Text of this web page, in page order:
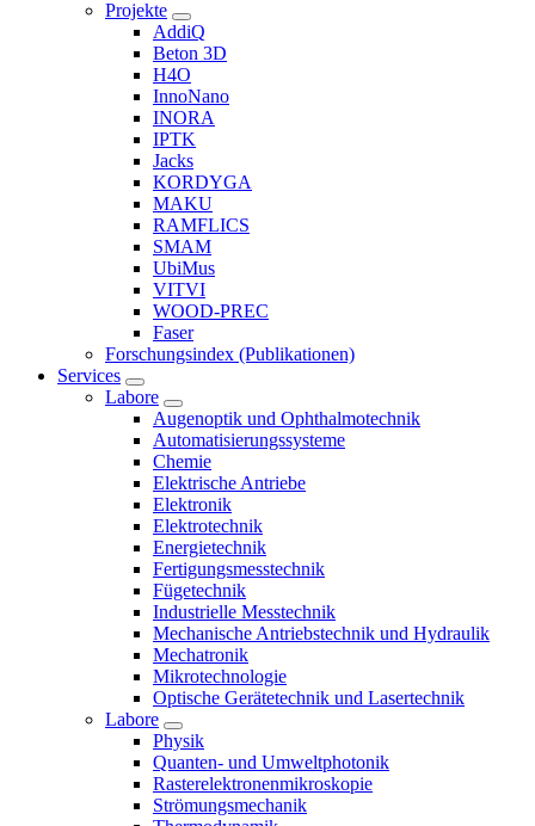
Projekte
AddiQ
Beton 3D
H4O
InnoNano
INORA
IPTK
Jacks
KORDYGA
MAKU
RAMFLICS
SMAM
UbiMus
VITVI
WOOD-PREC
Faser
Forschungsindex (Publikationen)
Services
Labore
Augenoptik und Ophthalmotechnik
Automatisierungssysteme
Chemie
Elektrische Antriebe
Elektronik
Elektrotechnik
Energietechnik
Fertigungsmesstechnik
Fügetechnik
Industrielle Messtechnik
Mechanische Antriebstechnik und Hydraulik
Mechatronik
Mikrotechnologie
Optische Gerätetechnik und Lasertechnik
Labore
Physik
Quanten- und Umweltphotonik
Rasterelektronenmikroskopie
Strömungsmechanik